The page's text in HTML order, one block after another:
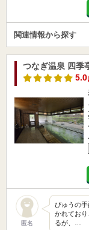
関連情報から探す
つなぎ温泉 四季
5.0
匿名
びゅうの
かれてお
るが、…